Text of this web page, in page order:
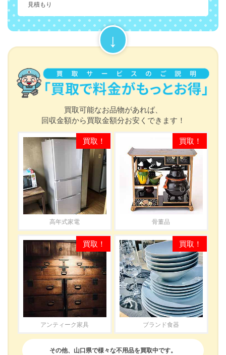
見積もり
買取可能なお品物があれば、
回収金額から買取金額分お安くできます！
高年式家電 骨董品
アンティーク家具 ブランド食器
その他、山口県で様々な不用品を買取中です。